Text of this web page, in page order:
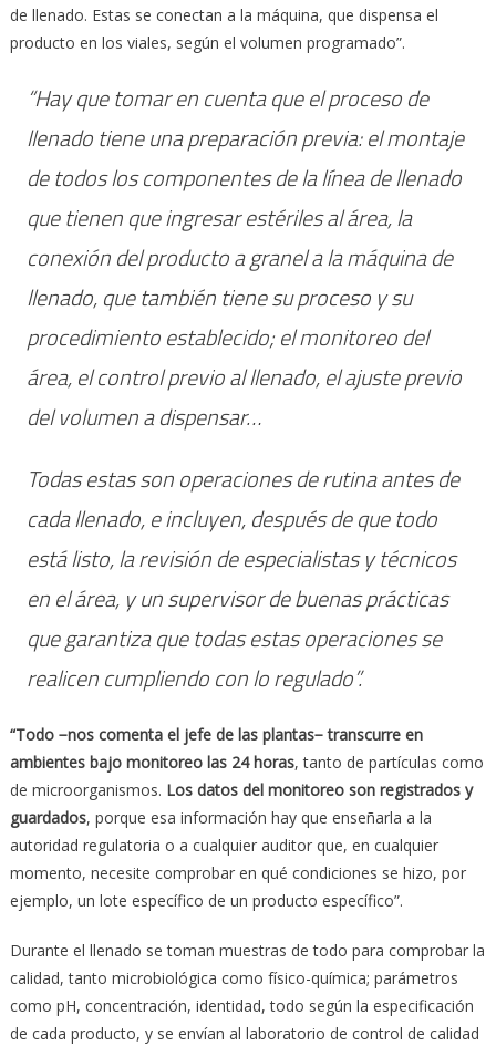
de llenado. Estas se conectan a la máquina, que dispensa el
producto en los viales, según el volumen programado”.
“Hay que tomar en cuenta que el proceso de
llenado tiene una preparación previa: el montaje
de todos los componentes de la línea de llenado
que tienen que ingresar estériles al área, la
conexión del producto a granel a la máquina de
llenado, que también tiene su proceso y su
procedimiento establecido; el monitoreo del
área, el control previo al llenado, el ajuste previo
del volumen a dispensar…
Todas estas son operaciones de rutina antes de
cada llenado, e incluyen, después de que todo
está listo, la revisión de especialistas y técnicos
en el área, y un supervisor de buenas prácticas
que garantiza que todas estas operaciones se
realicen cumpliendo con lo regulado”.
“Todo −nos comenta el jefe de las plantas−transcurre en
ambientes bajo monitoreo las 24 horas, tanto de partículas como
de microorganismos. Los datos del monitoreo son registrados y
guardados, porque esa información hay que enseñarla a la
autoridad regulatoria o a cualquier auditor que, en cualquier
momento, necesite comprobar en qué condiciones se hizo, por
ejemplo, un lote específico de un producto específico”.
Durante el llenado se toman muestras de todo para comprobar la
calidad, tanto microbiológica como físico-química; parámetros
como pH, concentración, identidad, todo según la especificación
de cada producto, y se envían al laboratorio de control de calidad